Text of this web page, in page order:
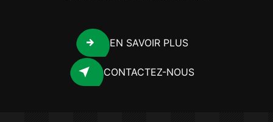
EN SAVOIR PLUS
CONTACTEZ-NOUS